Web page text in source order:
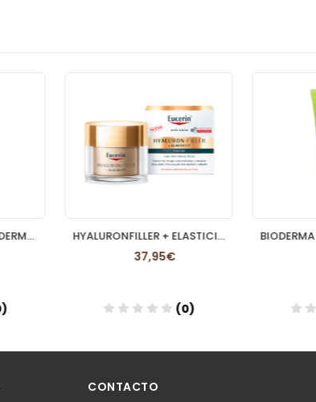
HYALURONFILLER + ELASTICITY CREMA DE NOCHE EUCE
(0) (0)
CONTACTO